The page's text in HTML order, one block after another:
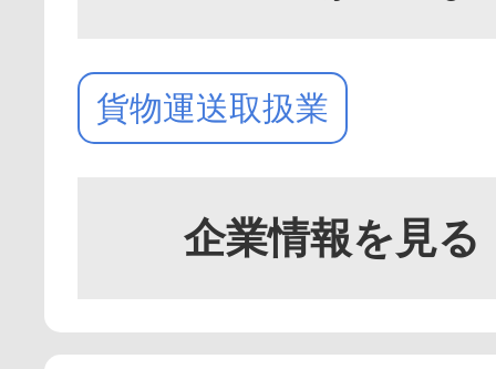
貨物運送取扱業
企業情報を見る